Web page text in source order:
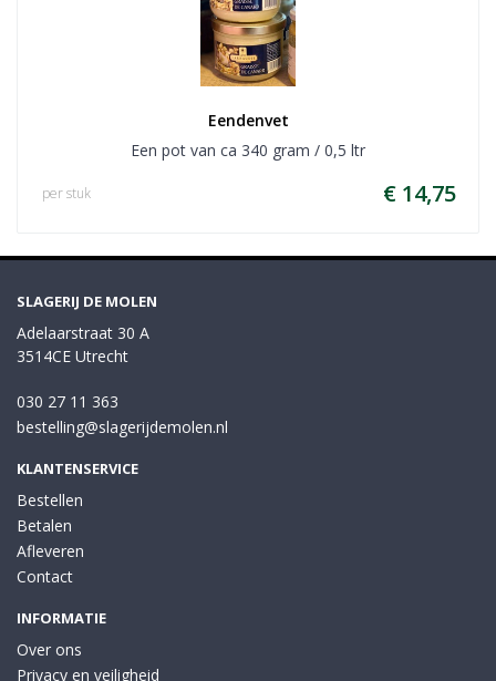
Eendenvet
Een pot van ca 340 gram / 0,5 ltr
€ 14,75
per stuk
SLAGERIJ DE MOLEN
Adelaarstraat 30 A
3514CE Utrecht
030 27 11 363
bestelling@slagerijdemolen.nl
KLANTENSERVICE
Bestellen
Betalen
Afleveren
Contact
INFORMATIE
Over ons
Privacy en veiligheid